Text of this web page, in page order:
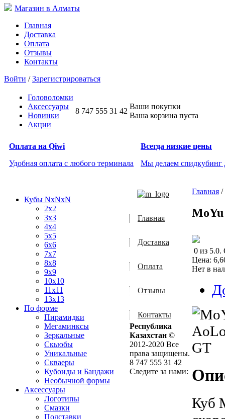
Магазин в Алматы
Главная
Доставка
Оплата
Отзывы
Контакты
Войти /Зарегистрироваться
Головоломки
Аксессуары
Новинки
Акции
8 747 555 31 42
Ваши покупки
Ваша корзина пуста
Оплата на Qiwi
Удобная оплата с любого терминала
Всегда низкие цены
Мы делаем спидкубинг
Кубы NxNxN
2x2
3x3
4x4
5x5
6x6
7x7
8x8
9x9
10x10
11x11
13x13
По форме
Пирамидки
Мегаминксы
Зеркальные
Скьюбы
Уникальные
Скваеры
Кубоиды и Бандажи
Необычной формы
Аксессуары
Логотипы
Смазки
Подставки
Главная /
0 из 5.0.
Цена:
Нет в
Куб
Главная
Доставка
Оплата
Отзывы
Контакты
Республика
Казахстан ©
2012-2020 Все
права защищены.
8 747 555 31 42
Следите за нами: